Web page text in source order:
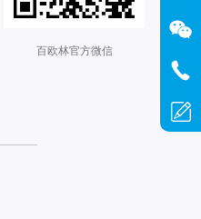
百欧林官方微信